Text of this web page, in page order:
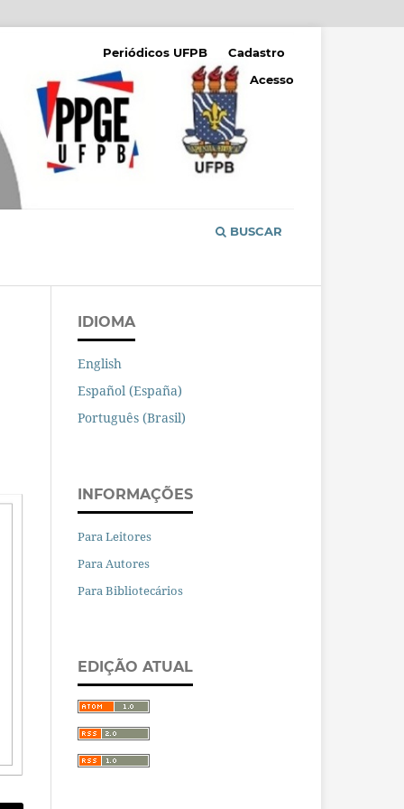
BUSCAR
Periódicos UFPB
Cadastro
Acesso
IDIOMA
English
Español (España)
Português (Brasil)
INFORMAÇÕES
Para Leitores
Para Autores
Para Bibliotecários
EDIÇÃO ATUAL